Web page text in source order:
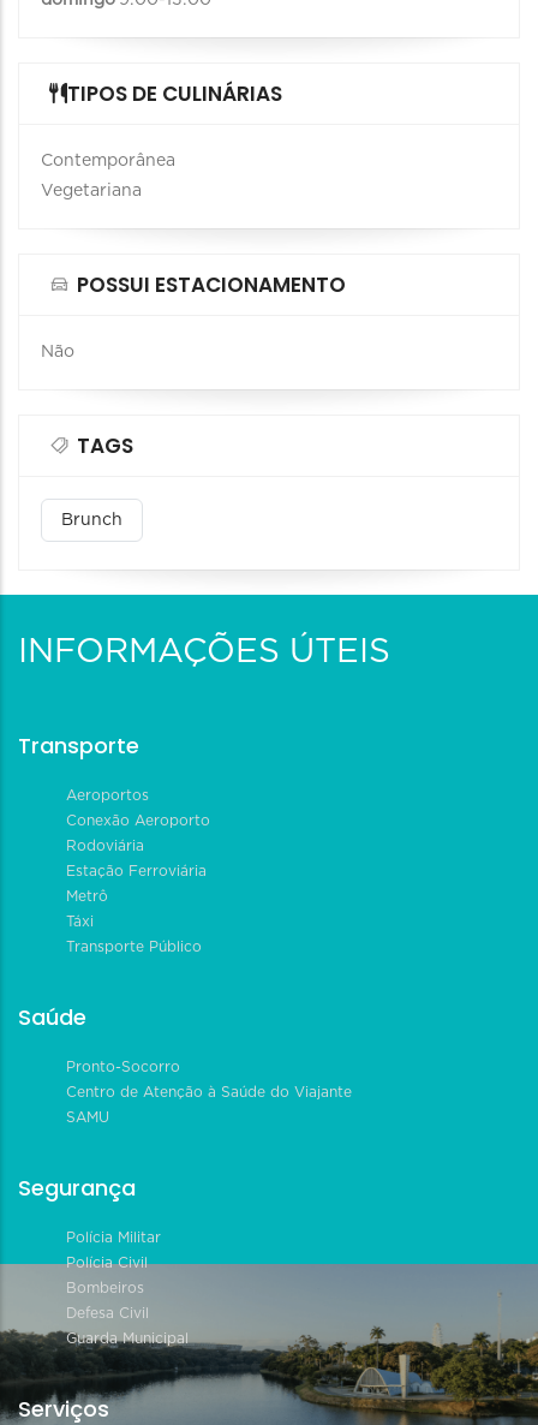
TIPOS DE CULINÁRIAS
Contemporânea
Vegetariana
POSSUI ESTACIONAMENTO
Não
TAGS
Brunch
INFORMAÇÕES ÚTEIS
Transporte
Aeroportos
Conexão Aeroporto
Rodoviária
Estação Ferroviária
Metrô
Táxi
Transporte Público
Saúde
Pronto-Socorro
Centro de Atenção à Saúde do Viajante
SAMU
Segurança
Polícia Militar
Polícia Civil
Bombeiros
Defesa Civil
Guarda Municipal
Serviços